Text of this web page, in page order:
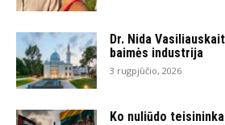
Dr. Nida
baimės industrija
3 rugpjūčio, 2026
Ko nuliūdo